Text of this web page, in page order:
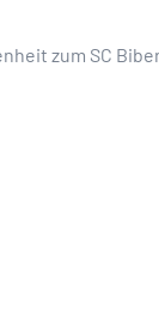
zum SC